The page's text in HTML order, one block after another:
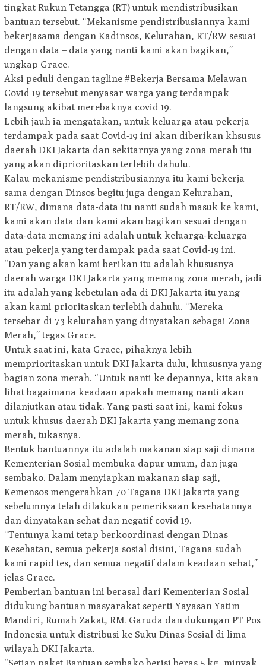
tingkat Rukun Tetangga (RT) untuk mendistribusikan
bantuan tersebut. “Mekanisme pendistribusiannya kami
bekerjasama dengan Kadinsos, Kelurahan, RT/RW sesuai
dengan data – data yang nanti kami akan bagikan,”
ungkap Grace.
Aksi peduli dengan tagline #Bekerja Bersama Melawan
Covid 19 tersebut menyasar warga yang terdampak
langsung akibat merebaknya covid 19.
Lebih jauh ia mengatakan, untuk keluarga atau pekerja
terdampak pada saat Covid-19 ini akan diberikan khsusus
daerah DKI Jakarta dan sekitarnya yang zona merah itu
yang akan diprioritaskan terlebih dahulu.
Kalau mekanisme pendistribusiannya itu kami bekerja
sama dengan Dinsos begitu juga dengan Kelurahan,
RT/RW, dimana data-data itu nanti sudah masuk ke kami,
kami akan data dan kami akan bagikan sesuai dengan
data-data memang ini adalah untuk keluarga-keluarga
atau pekerja yang terdampak pada saat Covid-19 ini.
“Dan yang akan kami berikan itu adalah khususnya
daerah warga DKI Jakarta yang memang zona merah, jadi
itu adalah yang kebetulan ada di DKI Jakarta itu yang
akan kami prioritaskan terlebih dahulu. “Mereka
tersebar di 73 kelurahan yang dinyatakan sebagai Zona
Merah,” tegas Grace.
Untuk saat ini, kata Grace, pihaknya lebih
memprioritaskan untuk DKI Jakarta dulu, khususnya yang
bagian zona merah. “Untuk nanti ke depannya, kita akan
lihat bagaimana keadaan apakah memang nanti akan
dilanjutkan atau tidak. Yang pasti saat ini, kami fokus
untuk khusus daerah DKI Jakarta yang memang zona
merah, tukasnya.
Bentuk bantuannya itu adalah makanan siap saji dimana
Kementerian Sosial membuka dapur umum, dan juga
sembako. Dalam menyiapkan makanan siap saji,
Kemensos mengerahkan 70 Tagana DKI Jakarta yang
sebelumnya telah dilakukan pemeriksaan kesehatannya
dan dinyatakan sehat dan negatif covid 19.
“Tentunya kami tetap berkoordinasi dengan Dinas
Kesehatan, semua pekerja sosial disini, Tagana sudah
kami rapid tes, dan semua negatif dalam keadaan sehat,”
jelas Grace.
Pemberian bantuan ini berasal dari Kementerian Sosial
didukung bantuan masyarakat seperti Yayasan Yatim
Mandiri, Rumah Zakat, RM. Garuda dan dukungan PT Pos
Indonesia untuk distribusi ke Suku Dinas Sosial di lima
wilayah DKI Jakarta.